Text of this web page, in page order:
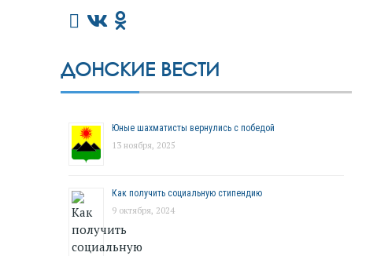
ДОНСКИЕ ВЕСТИ
Юные шахматисты вернулись с победой
13 ноября, 2025
Как получить социальную стипендию
9 октября, 2024